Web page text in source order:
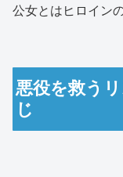
公女とはヒロイン
悪役を救う
じ